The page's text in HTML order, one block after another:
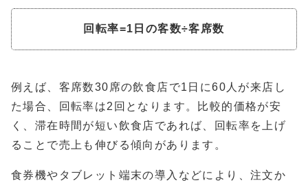
回転率=1日の客数÷客席数
例えば、客席数30席の飲食店で1日に60人が来店し
た場合、回転率は2回となります。比較的価格が安
く、滞在時間が短い飲食店であれば、回転率を上げ
ることで売上も伸びる傾向があります。
食券機やタブレット端末の導入などにより、注文か